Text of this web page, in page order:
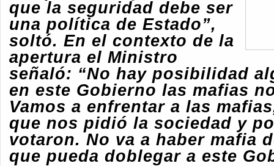
que la seguridad debe ser
una política de Estado”,
soltó. En el contexto de la
apertura el Ministro
señaló: “No hay posibilidad
en este Gobierno las mafias
Vamos a enfrentar a las
que nos pidió la sociedad y
votaron. No va a haber mafia
que pueda doblegar a este